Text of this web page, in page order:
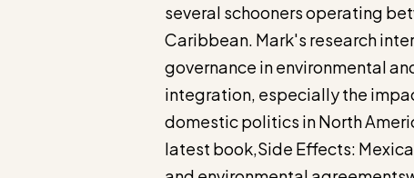
several schooners operating
Caribbean. Mark's research
governance in environmental
integration, especially the
domestic politics in North
latest book,Side Effects: